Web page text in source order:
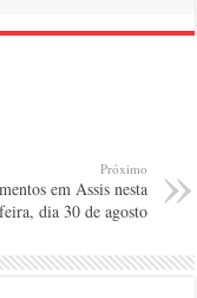
Próximo
em Assis nesta
dia 30 de agosto